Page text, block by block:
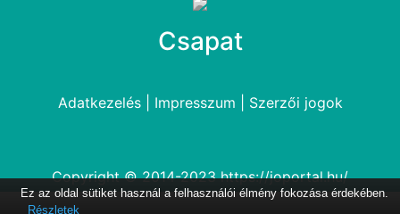
Csapat
Adatkezelés| Impresszum Szerzői jogok
Copyright © 2014-2023https://joportal.hu/
Ez az oldal sütiket használ a felhasználói élmény fokozása érdekében.
Részletek